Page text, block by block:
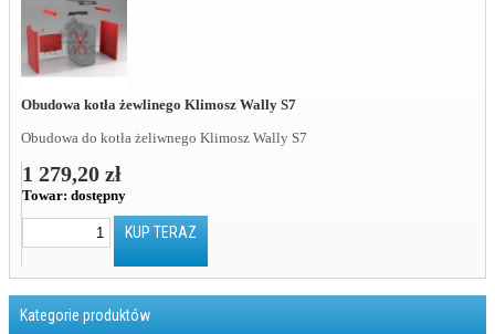
Obudowa kotła żewlinego Klimosz Wally S7
Obudowa do kotła żeliwnego Klimosz Wally S7
1 279,20 zł
Towar: dostępny
KUP TERAZ
Kategorie produktów